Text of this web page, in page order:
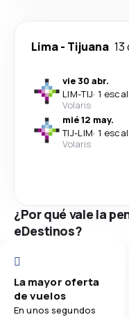
Lima- Tijuana 13
vie 30 abr.
LIM-TIJ· 1
Volaris
mié 12 may.
TIJ-LIM· 1
Volaris
¿Por qué vale la
eDestinos?
La mayor oferta
de vuelos
En unos segundos